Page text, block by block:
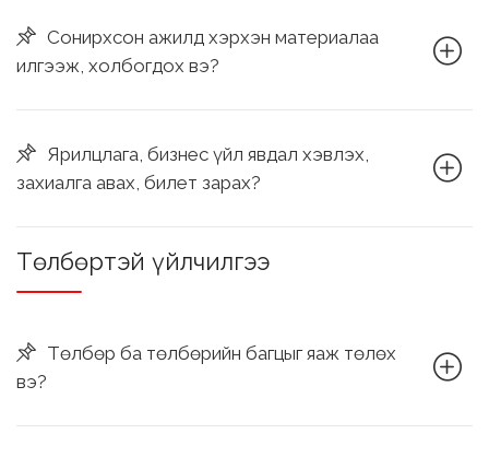
Сонирхсон ажилд хэрхэн материалаа
илгээж, холбогдох вэ?
Ярилцлага, бизнес үйл явдал хэвлэх,
захиалга авах, билет зарах?
Төлбөртэй үйлчилгээ
Төлбөр ба төлбөрийн багцыг яаж төлөх
вэ?